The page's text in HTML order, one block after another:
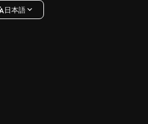
日本語